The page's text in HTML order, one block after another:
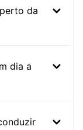
da
dia a